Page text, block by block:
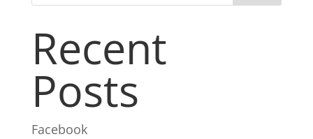
Recent
Posts
Facebook